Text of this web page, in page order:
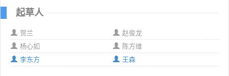
起草人
贺兰
赵俊龙
杨心如
陈方维
李东方
王森